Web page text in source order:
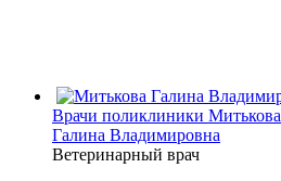
Врачи поликлиники Митькова
Галина Владимировна
Ветеринарный врач